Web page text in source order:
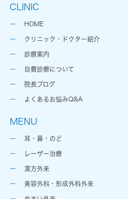
CLINIC
HOME
クリニック・ドクター紹介
診療案内
自費診療について
院長ブログ
よくあるお悩みQ&A
MENU
耳・鼻・のど
レーザー治療
漢方外来
美容外科・形成外科外来